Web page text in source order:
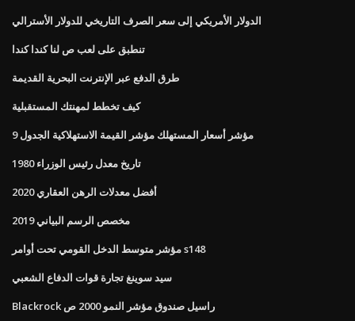
الدولار الأمريكي إلى سعر الصرف التاريخي للدولار الأسترالي
تنطبق على لعب ص لنا كندا كندا
طرق الدفع عبر الإنترنت البحرية القديمة
كيف تخطط لمهنتك المستقبلية
مؤشر أسعار المستهلك مؤشر القيمة الاستهلاكية الجدول 9
تاريخ معدل رئيس الوزراء 1980
أفضل معدلات الرهن العقاري 2020
مخصص الرسم البياني 2019
مؤشر متوسط ​​الدخل القومي تحت أوامر s148
سيد سوينغ تجارة قوات الدفاع الشعبي
Blackrock راسيل صندوق مؤشر النمو 2000 ص